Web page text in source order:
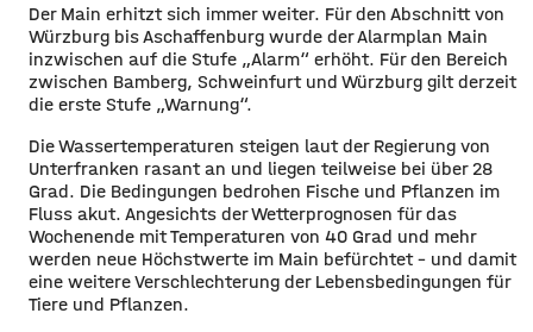
Der Main erhitzt sich immer weiter. Für den Abschnitt von
Würzburg bis Aschaffenburg wurde der Alarmplan Main
inzwischen auf die Stufe „Alarm“ erhöht. Für den Bereich
zwischen Bamberg, Schweinfurt und Würzburg gilt derzeit
die erste Stufe „Warnung“.
Die Wassertemperaturen steigen laut der Regierung von
Unterfranken rasant an und liegen teilweise bei über 28
Grad. Die Bedingungen bedrohen Fische und Pflanzen im
Fluss akut. Angesichts der Wetterprognosen für das
Wochenende mit Temperaturen von 40 Grad und mehr
werden neue Höchstwerte im Main befürchtet – und damit
eine weitere Verschlechterung der Lebensbedingungen für
Tiere und Pflanzen.